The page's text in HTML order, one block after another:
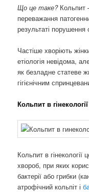
Що це таке? Кольпит
переважання
результаті порушення
Частіше хворіють
етіологія невідома,
як безладне статеве
гігієнічним
Кольпит в
Кольпит в гінекології
хвороб, при яких
бактерії або грибки
атрофічний кольпіт і